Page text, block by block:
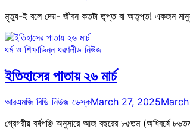
মৃত্যু-ই বলে দেয়- জীবন কতটা তৃপ্ত বা অতৃপ্ত! একজন
ধর্ম ও শিক্ষাভিন্ন ধরণলীড নিউজ
ইতিহাসের পাতায় ২৬ মার্চ
আরএমজি বিডি নিউজ ডেস্কMarch 27, 2025
গ্রেগরীয় বর্ষপঞ্জি অনুসারে আজ বছরের ৮৫তম (অধিবর্ষে